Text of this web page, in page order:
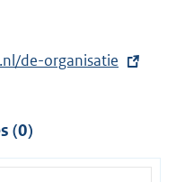
de-organisatie
(0)